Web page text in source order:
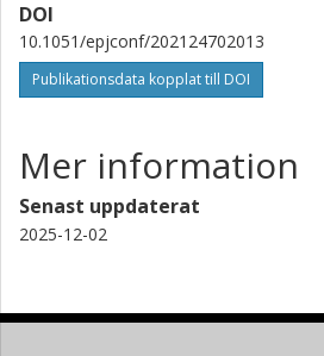
DOI
10.1051/epjconf/202124702013
Publikationsdata kopplat till DOI
Mer information
Senast uppdaterat
2025-12-02